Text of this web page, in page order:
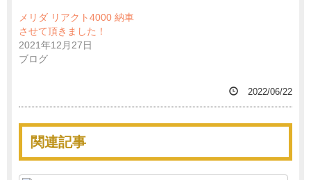
メリダ リアクト4000 納車
させて頂きました！
2021年12月27日
ブログ
2022/06/22
関連記事